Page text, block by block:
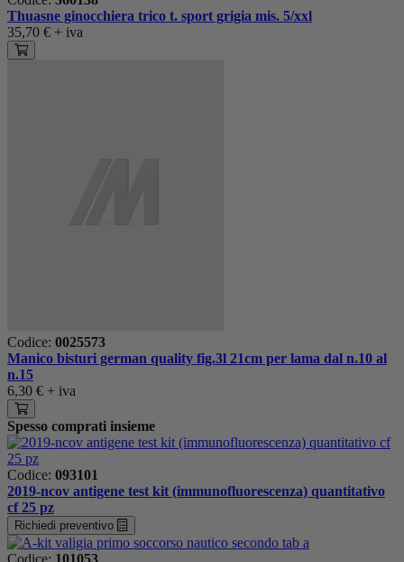
Thuasne ginocchiera trico t. sport grigia mis. 5/xxl
35,70 € + iva
Codice: 0025573
Manico bisturi german quality fig.3l 21cm per lama dal n.10 al
n.15
6,30 € + iva
Spesso comprati insieme
Codice: 093101
2019-ncov antigene test kit (immunofluorescenza) quantitativo
cf 25 pz
Richiedi preventivo
Codice: 101053